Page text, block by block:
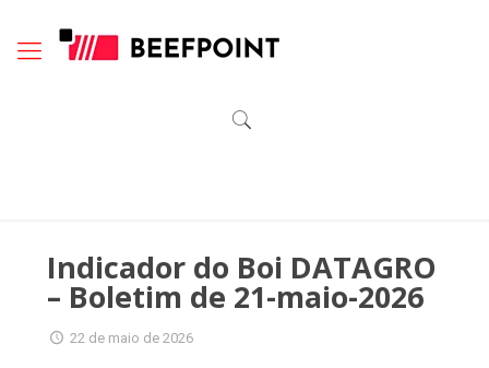
Indicador do Boi DATAGRO
– Boletim de 21-maio-2026
22 de maio de 2026